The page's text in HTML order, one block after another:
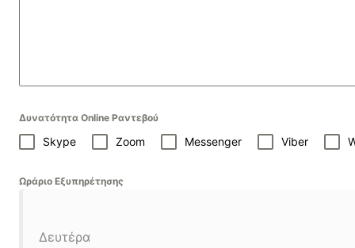
Δυνατότητα Online Ραντεβού
Skype Zoom Messenger Viber
Ωράριο Εξυπηρέτησης
Δευτέρα